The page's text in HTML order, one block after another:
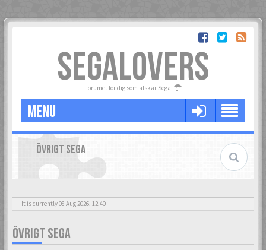
SEGALOVERS
Forumet för dig som älskar Sega!
MENU
ÖVRIGT SEGA
It is currently 08 Aug 2026, 12:40
ÖVRIGT SEGA